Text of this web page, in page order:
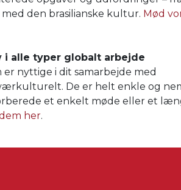
den brasilianske kultur. Mød
i alle typer globalt arbejde
nyttige i dit samarbejde med
De er helt enkle og
et enkelt møde eller et
her.